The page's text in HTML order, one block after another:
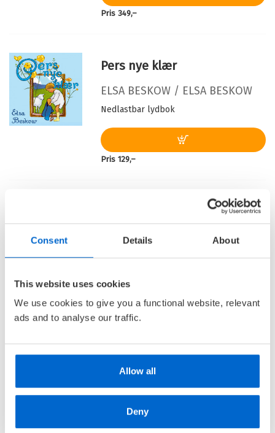
Consent Details About
This website uses cookies
We use cookies to give you a functional website, relevant
ads and to analyse our traffic.
Allow all
Deny
Braarvig, Hans
Pris 349,–
Pers nye klær
ELSA BESKOW / ELSA BESKOW
Nedlastbar lydbok
Pris 129,–
ELSA BESKOW / ELSA BESKOW
Nedlastbar lydbok
Pris 349,–
Barnas Egen Bokverden – 100% leselyst!
Din barnebokhandel på nett